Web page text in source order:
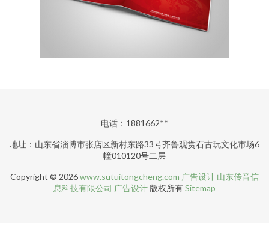
电话：1881662**
地址：山东省淄博市张店区新村东路33号齐鲁观赏石古玩文化市场6
幢010120号二层
Copyright © 2026www.sutuitongcheng.com 广告设计 山东传音信
息科技有限公司 广告设计 版权所有Sitemap